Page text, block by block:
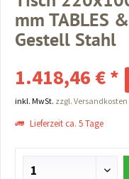
mm TABLES
Gestell Stahl
1.418,46 € *
inkl. MwSt. zzgl. Versandkosten
Lieferzeit ca. 5 Tage